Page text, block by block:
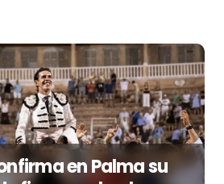
en Palma su